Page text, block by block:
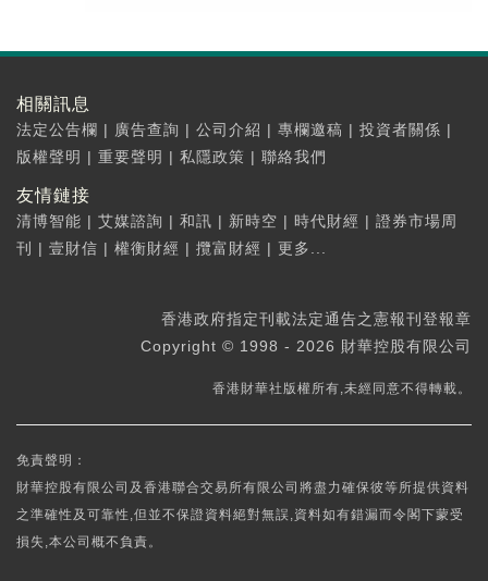
相關訊息
法定公告欄 | 廣告查詢 | 公司介紹 | 專欄邀稿 | 投資者關係 |
版權聲明 | 重要聲明 | 私隱政策 | 聯絡我們
友情鏈接
清博智能 | 艾媒諮詢 | 和訊 | 新時空 | 時代財經 | 證券市場周
刊
| 壹財信 | 權衡財經 | 攬富財經 | 更多...
香港政府指定刊載法定通告之憲報刊登報章
Copyright © 1998 - 2026 財華控股有限公司
香港財華社版權所有,未經同意不得轉載。
免責聲明：
財華控股有限公司及香港聯合交易所有限公司將盡力確保彼等所提供資料
之準確性及可靠性,但並不保證資料絕對無誤,資料如有錯漏而令閣下蒙受
損失,本公司概不負責。